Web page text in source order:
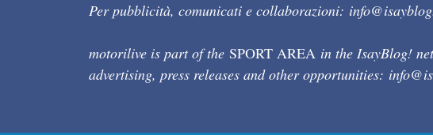
Per pubblicità, comunicati e collaborazioni:
motorilive is part of the SPORT AREA in the IsayBlog!
advertising, press releases and other opportunities: